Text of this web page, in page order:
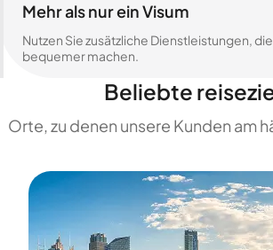
Mehr als nur ein Visum
Nutzen Sie zusätzliche Dienstleistungen,
bequemer machen.
Beliebte
Orte, zu denen unsere Kunden am